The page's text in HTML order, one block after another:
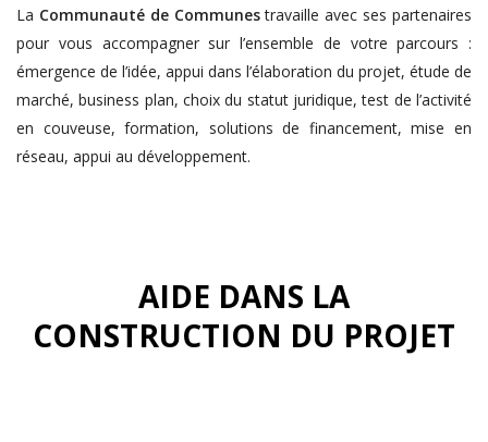
La Communauté de Communestravaille avec ses partenaires
pour vous accompagner sur l’ensemble de votre parcours :
émergence de l’idée, appui dans l’élaboration du projet, étude de
marché, business plan, choix du statut juridique, test de l’activité
en couveuse, formation, solutions de financement, mise en
réseau, appui au développement.
AIDE DANS LA
CONSTRUCTION DU PROJET